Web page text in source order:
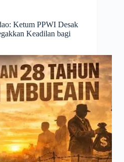
Ketum PPWI Desak
Keadilan bagi